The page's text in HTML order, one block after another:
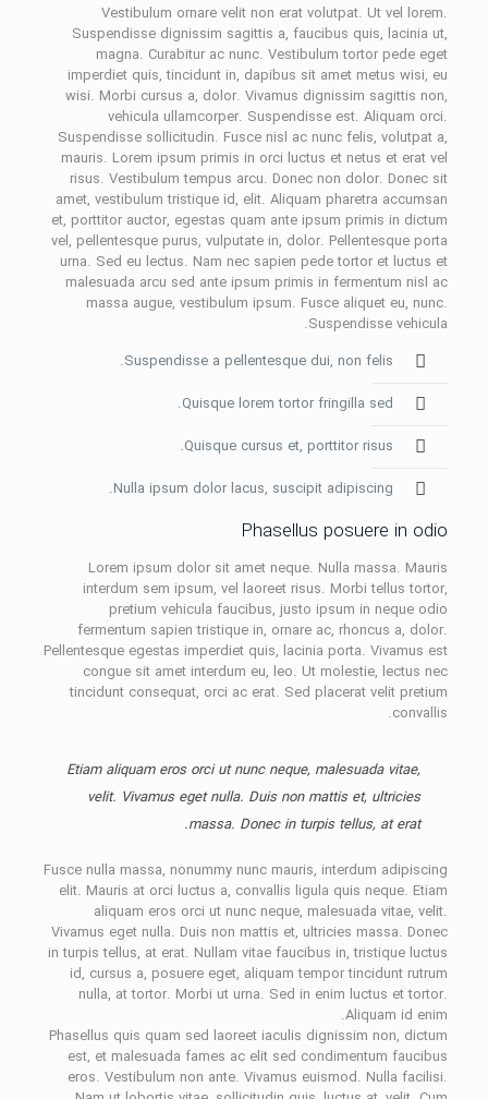
Vestibulum ornare velit non erat volutpat. Ut vel lorem.
Suspendisse dignissim sagittis a, faucibus quis, lacinia ut,
magna. Curabitur ac nunc. Vestibulum tortor pede eget
imperdiet quis, tincidunt in, dapibus sit amet metus wisi, eu
wisi. Morbi cursus a, dolor. Vivamus dignissim sagittis non,
vehicula ullamcorper. Suspendisse est. Aliquam orci.
Suspendisse sollicitudin. Fusce nisl ac nunc felis, volutpat a,
mauris. Lorem ipsum primis in orci luctus et netus et erat vel
risus. Vestibulum tempus arcu. Donec non dolor. Donec sit
amet, vestibulum tristique id, elit. Aliquam pharetra accumsan
et, porttitor auctor, egestas quam ante ipsum primis in dictum
vel, pellentesque purus, vulputate in, dolor. Pellentesque porta
urna. Sed eu lectus. Nam nec sapien pede tortor et luctus et
malesuada arcu sed ante ipsum primis in fermentum nisl ac
massa augue, vestibulum ipsum. Fusce aliquet eu, nunc.
Suspendisse vehicula.
Suspendisse a pellentesque dui, non felis.
Quisque lorem tortor fringilla sed.
Quisque cursus et, porttitor risus.
Nulla ipsum dolor lacus, suscipit adipiscing.
Phasellus posuere in odio
Lorem ipsum dolor sit amet neque. Nulla massa. Mauris
interdum sem ipsum, vel laoreet risus. Morbi tellus tortor,
pretium vehicula faucibus, justo ipsum in neque odio
fermentum sapien tristique in, ornare ac, rhoncus a, dolor.
Pellentesque egestas imperdiet quis, lacinia porta. Vivamus est
congue sit amet interdum eu, leo. Ut molestie, lectus nec
tincidunt consequat, orci ac erat. Sed placerat velit pretium
convallis.
Etiam aliquam eros orci ut nunc neque, malesuada vitae,
velit. Vivamus eget nulla. Duis non mattis et, ultricies
massa. Donec in turpis tellus, at erat.
Fusce nulla massa, nonummy nunc mauris, interdum adipiscing
elit. Mauris at orci luctus a, convallis ligula quis neque. Etiam
aliquam eros orci ut nunc neque, malesuada vitae, velit.
Vivamus eget nulla. Duis non mattis et, ultricies massa. Donec
in turpis tellus, at erat. Nullam vitae faucibus in, tristique luctus
id, cursus a, posuere eget, aliquam tempor tincidunt rutrum
nulla, at tortor. Morbi ut urna. Sed in enim luctus et tortor.
Aliquam id enim.
Phasellus quis quam sed laoreet iaculis dignissim non, dictum
est, et malesuada fames ac elit sed condimentum faucibus
eros. Vestibulum non ante. Vivamus euismod. Nulla facilisi.